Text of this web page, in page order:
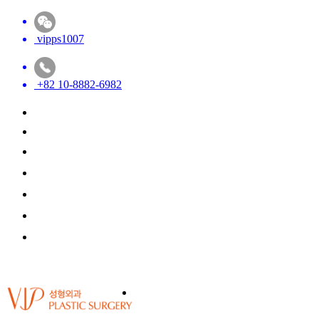
vipps1007
+82 10-8882-6982